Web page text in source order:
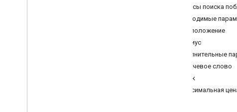
Запросы поиска
Необходимые
расположение
радиус
Дополнительные
ключевое слово
язык
максимальная